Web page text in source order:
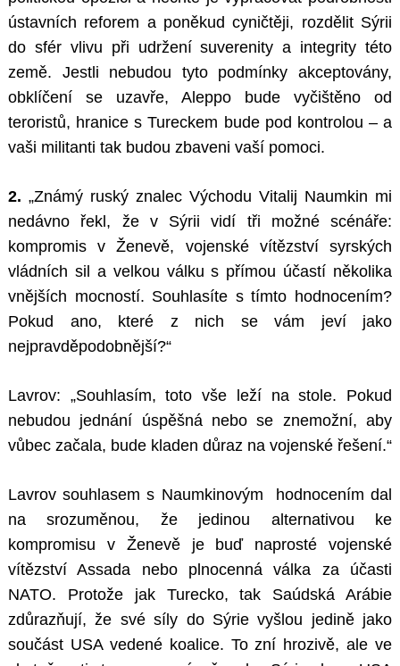
ústavních reforem a poněkud cyničtěji, rozdělit Sýrii
do sfér vlivu při udržení suverenity a integrity této
země. Jestli nebudou tyto podmínky akceptovány,
obklíčení se uzavře, Aleppo bude vyčištěno od
teroristů, hranice s Tureckem bude pod kontrolou – a
vaši militanti tak budou zbaveni vaší pomoci.
2. „Známý ruský znalec Východu Vitalij Naumkin mi
nedávno řekl, že v Sýrii vidí tři možné scénáře:
kompromis v Ženevě, vojenské vítězství syrských
vládních sil a velkou válku s přímou účastí několika
vnějších mocností. Souhlasíte s tímto hodnocením?
Pokud ano, které z nich se vám jeví jako
nejpravděpodobnější?“
Lavrov: „Souhlasím, toto vše leží na stole. Pokud
nebudou jednání úspěšná nebo se znemožní, aby
vůbec začala, bude kladen důraz na vojenské řešení.“
Lavrov souhlasem s Naumkinovým hodnocením dal
na srozuměnou, že jedinou alternativou ke
kompromisu v Ženevě je buď naprosté vojenské
vítězství Assada nebo plnocenná válka za účasti
NATO. Protože jak Turecko, tak Saúdská Arábie
zdůrazňují, že své síly do Sýrie vyšlou jedině jako
součást USA vedené koalice. To zní hrozivě, ale ve